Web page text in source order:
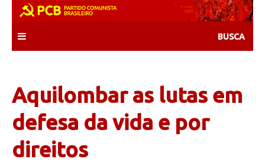
content
Aquilombar as lutas em
defesa da vida e por
direitos